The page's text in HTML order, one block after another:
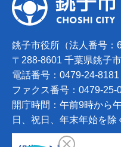
銚子市役所（法人番号：
〒288-8601 千葉県銚子
電話番号：0479-24-8181
ファクス番号：0479-25-
開庁時間：午前9時から
日、祝日、年末年始を除